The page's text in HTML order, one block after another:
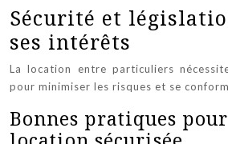
Sécurité et
ses intérêts
La location entre particuliers
pour minimiser les risques et se
Bonnes pratiques